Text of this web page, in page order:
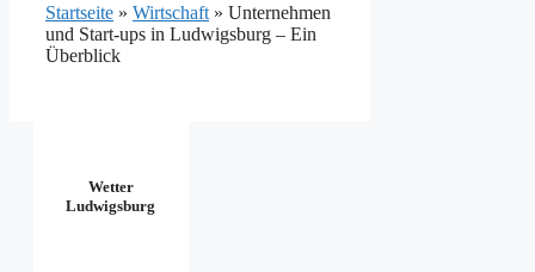
Startseite » Wirtschaft » Unternehmen
und Start-ups in Ludwigsburg – Ein
Überblick
Wetter
Ludwigsburg